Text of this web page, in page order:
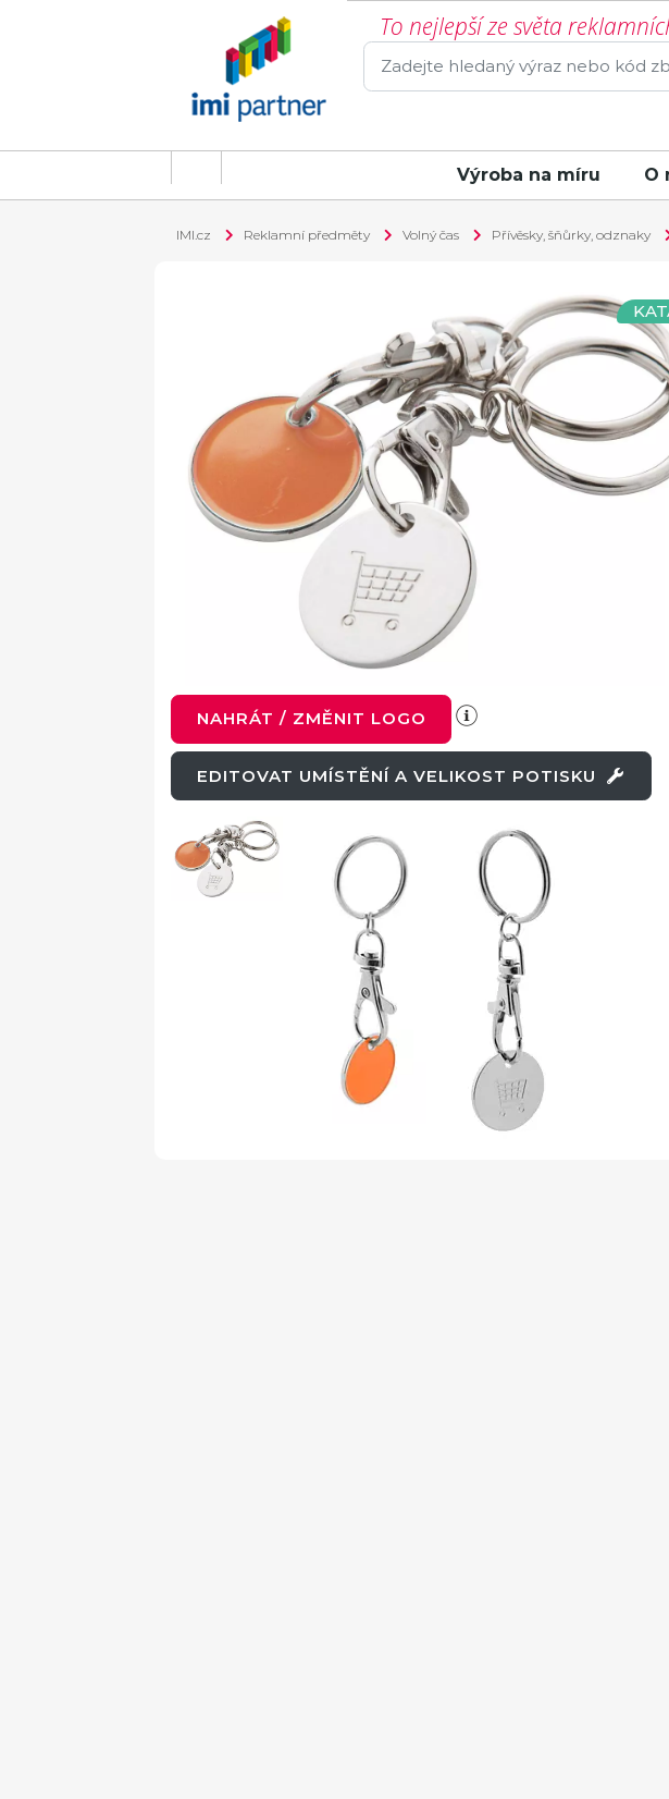
To nejlepší ze světa
Výroba na míru O
IMI.cz Reklamní předměty Volný čas Přívěsky, šňůrky, odznaky
NAHRÁT / ZMĚNIT LOGO
EDITOVAT UMÍSTĚNÍ A VELIKOST POTISKU